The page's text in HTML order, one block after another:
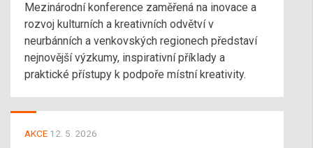
Mezinárodní konference zaměřená na inovace a
rozvoj kulturních a kreativních odvětví v
neurbánních a venkovských regionech představí
nejnovější výzkumy, inspirativní příklady a
praktické přístupy k podpoře místní kreativity.
AKCE 12. 5. 2026